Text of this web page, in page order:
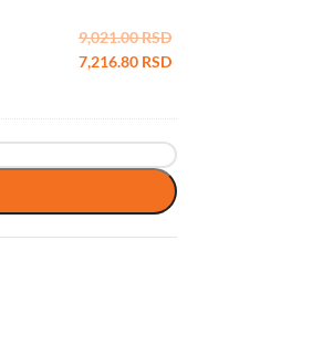
9,021.00RSD
7,216.80 RSD